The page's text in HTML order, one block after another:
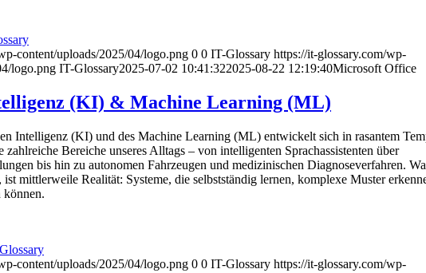
content/uploads/2025/04/logo.png 0 0 IT-Glossary https://it-glossary.com/wp-
logo.png IT-Glossary2025-07-02 10:41:322025-08-22 12:19:40Microsoft Office
(KI) & Machine Learning (ML)
Intelligenz (KI) und des Machine Learning (ML) entwickelt sich in rasantem
zahlreiche Bereiche unseres Alltags – von intelligenten Sprachassistenten über
bis hin zu autonomen Fahrzeugen und medizinischen Diagnoseverfahren.
mittlerweile Realität: Systeme, die selbstständig lernen, komplexe Muster
können.
content/uploads/2025/04/logo.png 0 0 IT-Glossary https://it-glossary.com/wp-